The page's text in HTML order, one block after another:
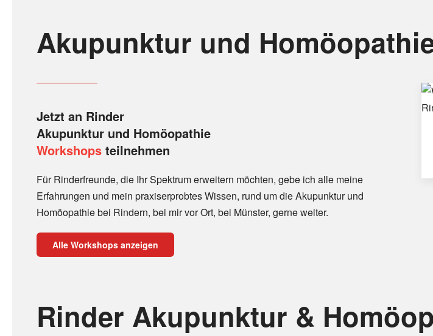
Akupunktur und
Jetzt an Rinder
Akupunktur und Homöopathie
Workshops teilnehmen
Für Rinderfreunde, die Ihr Spektrum erweitern möchten, gebe ich alle meine
Erfahrungen und mein praxiserprobtes Wissen, rund um die Akupunktur und
Homöopathie bei Rindern, bei mir vor Ort, bei Münster, gerne weiter.
Alle Workshops anzeigen
Rinder Akupunktur &